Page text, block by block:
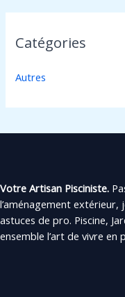
Catégories
Autres
Votre Artisan Pisciniste.
l’aménagement
astuces de pro. Piscine,
ensemble l’art de vivre en